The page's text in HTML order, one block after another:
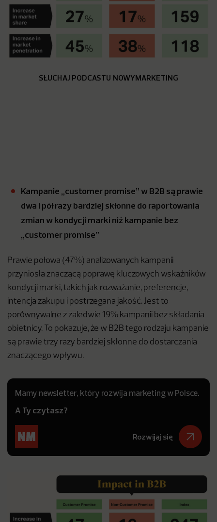
SŁUCHAJ PODCASTU NOWYMARKETING
Kampanie „customer promise” w B2B są prawie
dwa i pół razy bardziej skłonne do raportowania
zmian w kondycji marki niż kampanie bez
„customer promise”
Prawie połowa (47%) analizowanych kampanii
przyniosła znaczącą poprawę kluczowych wskaźników
kondycji marki, takich jak rozważanie, preferencje,
intencja zakupu i postrzegana jakość. Jest to
porównywalne z zaledwie 19% kampanii bez składania
obietnicy. To pokazuje, że w B2B tego rodzaju kampanie
są prawie trzy razy bardziej skłonne do dostarczania
znaczącego wpływu.
Mamy newsletter, który rozwija marketing w Polsce.
A Ty czytasz?
Rozwijaj się